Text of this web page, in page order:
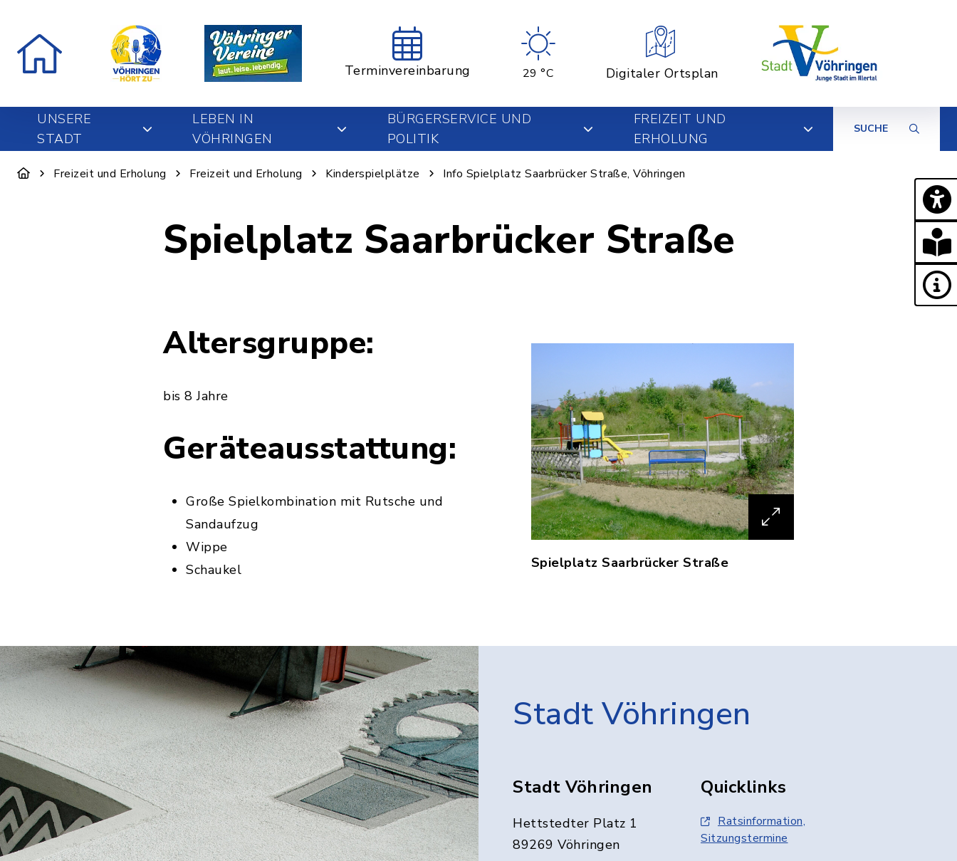
Terminvereinbarung 29 °C Digitaler Ortsplan
UNSERE
STADT
LEBEN IN
VÖHRINGEN
BÜRGERSERVICE UND
POLITIK
FREIZEIT UND
ERHOLUNG
SUCHE
Freizeit und Erholung Freizeit und Erholung Kinderspielplätze Info Spielplatz Saarbrücker Straße, Vöhringen
Spielplatz Saarbrücker Straße
Spielplatz Saarbrücker Straße
Altersgruppe:
bis 8 Jahre
Geräteausstattung:
Große Spielkombination mit Rutsche und
Sandaufzug
Wippe
Schaukel
Stadt Vöhringen
Stadt Vöhringen
Hettstedter Platz 1
89269 Vöhringen
Quicklinks
Ratsinformation,
Sitzungstermine